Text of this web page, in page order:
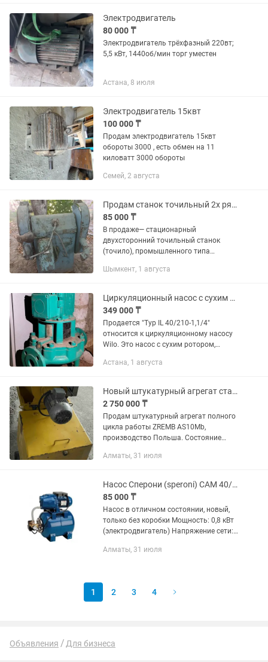
Электродвигатель
80 000 ₸
Электродвигатель трёхфазный 220вт;
5,5 кВт, 1440об/мин торг уместен
Астана, 8 июля
Электродвигатель 15квт
100 000 ₸
Продам электродвигатель 15квт
обороты 3000 , есть обмен на 11
киловатт 3000 обороты
Семей, 2 августа
Продам станок точильный 2х рядный
85 000 ₸
В продаже— стационарный
двухсторонний точильный станок
(точило), промышленного типа
- заточки инструментов (резцы, ножи,
Шымкент, 1 августа
Циркуляционный насос с сухим ротором Wilo Typ IL 40/210-1,1/4
349 000 ₸
Продается "Typ IL 40/210-1,1/4"
относится к циркуляционному насосу
Wilo. Это насос с сухим ротором,
воды в системах отопления,
Астана, 1 августа
Новый штукатурный агрегат станция ZREMB AS10Mb Польша, С хранения, 4.6 кВт
2 750 000 ₸
Продам штукатурный агрегат полного
цикла работы ZREMB AS10Mb,
производство Польша. Состояние
использовался. Реальному
Заводской...
Алматы, 31 июля
Насос Сперони (speroni) CAM 40/22HL (станция)
85 000 ₸
Насос в отличном состоянии, новый,
только без коробки Мощность: 0,8 кВт
(электродвигатель) Напряжение сети:
(H_макс\)): 38 м Максимальная
Алматы, 31 июля
1 2 3 4
Объявления Для бизнеса